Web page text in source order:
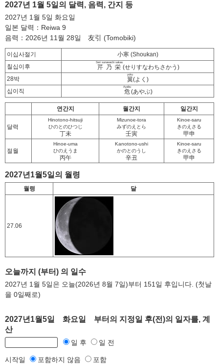
2027년 1월 5일의 달력, 음력, 간지 등
2027년 1월 5일 화요일
일본 달력：Reiwa 9
음력：2026년 11월 28일 友引 (Tomobiki)
이십사절기
小寒 (Shoukan)
칠십이후
芹乃栄
Seri sunawachi sakau
(せりすなわちさかう)
28박
翼
yoku
(よく)
십이직
危
Ayabu
(あやぶ)
연간지 월간지 일간지
달력
Hinotono-hitsuji
ひのとのひつじ
丁未
Mizunoe-tora
みずのえとら
壬寅
Kinoe-saru
きのえさる
甲申
절월
Hinoe-uma
ひのえうま
丙午
Kanotono-ushi
かのとのうし
辛丑
Kinoe-saru
きのえさる
甲申
2027년1월5일의 월령
월령 달
27.06
오늘까지 (부터) 의 일수
2027년 1월 5일은 오늘(2026년 8월 7일)부터 151일 후입니다. (첫날
을 0일째로)
2027년1월5일 화요일 부터의 지정일 후(전)의 일자를, 계
산
일 후 일 전
시작일 포함하지 않음 포함